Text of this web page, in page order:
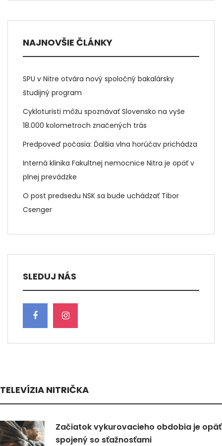
NAJNOVŠIE ČLÁNKY
SPU v Nitre otvára nový spoločný bakalársky
študijný program
Cykloturisti môžu spoznávať Slovensko na vyše
18.000 kolometroch značených trás
Predpoveď počasia: Ďalšia vlna horúčav prichádza
Interná klinika Fakultnej nemocnice Nitra je opäť v
plnej prevádzke
O post predsedu NSK sa bude uchádzať Tibor
Csenger
SLEDUJ NÁS
TELEVÍZIA NITRIČKA
Začiatok vykurovacieho obdobia je opäť
spojený so sťažnosťami